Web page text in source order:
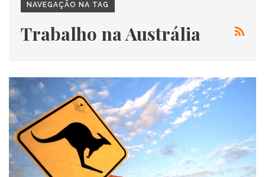
NAVEGAÇÃO NA TAG
Trabalho na Austrália